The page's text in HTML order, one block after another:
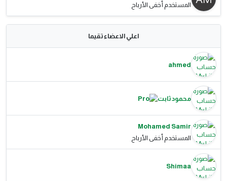
المستخدم أخفى الأرباح
اعلي الاعضاء تقيما
ahmed
محمود ثابت
Mohamed Samir
المستخدم أخفى الأرباح
Shimaa